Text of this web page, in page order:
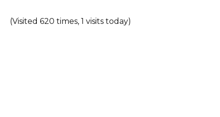
(Visited 620 times, 1 visits today)